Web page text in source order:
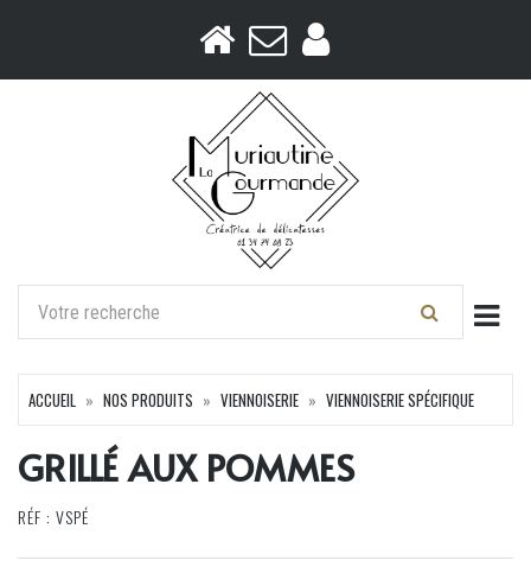
ACCUEIL NOS PRODUITS VIENNOISERIE VIENNOISERIE SPÉCIFIQUE
GRILLÉ AUX POMMES
RÉF : VSPÉ